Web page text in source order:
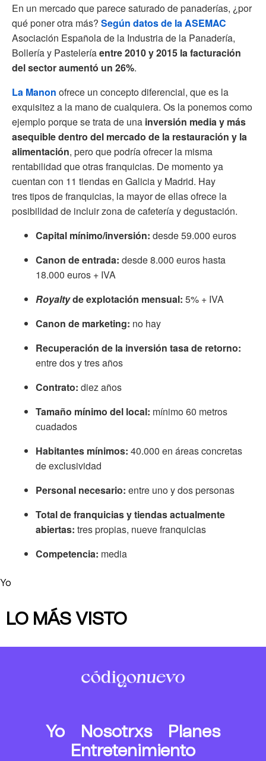
En un mercado que parece saturado de panaderías, ¿por
qué poner otra más? Según datos de la ASEMAC
Asociación Española de la Industria de la Panadería,
Bollería y Pasteleríaentre 2010 y 2015 la facturación
del sector aumentó un 26%.
La Manon ofrece un concepto diferencial, que es la
exquisitez a la mano de cualquiera. Os la ponemos como
ejemplo porque se trata de una inversión media y más
asequible dentro del mercado de la restauración y la
alimentación, pero que podría ofrecer la misma
rentabilidad que otras franquicias. De momento ya
cuentan con 11 tiendas en Galicia y Madrid. Hay
tres tipos de franquicias, la mayor de ellas ofrece la
posibilidad de incluir zona de cafetería y degustación.
Capital mínimo/inversión: desde 59.000 euros
Canon de entrada: desde 8.000 euros hasta
18.000 euros + IVA
Royaltyde explotación mensual: 5% + IVA
Canon de marketing: no hay
Recuperación de la inversión tasa de retorno:
entre dos y tres años
Contrato: diez años
Tamaño mínimo del local: mínimo 60 metros
cuadados
Habitantes mínimos: 40.000 en áreas concretas
de exclusividad
Personal necesario: entre uno y dos personas
Total de franquicias y tiendas actualmente
abiertas: trespropias, nueve franquicias
Competencia: media
Yo
LO MÁS VISTO
Yo Nosotrxs
Planes
Entretenimiento